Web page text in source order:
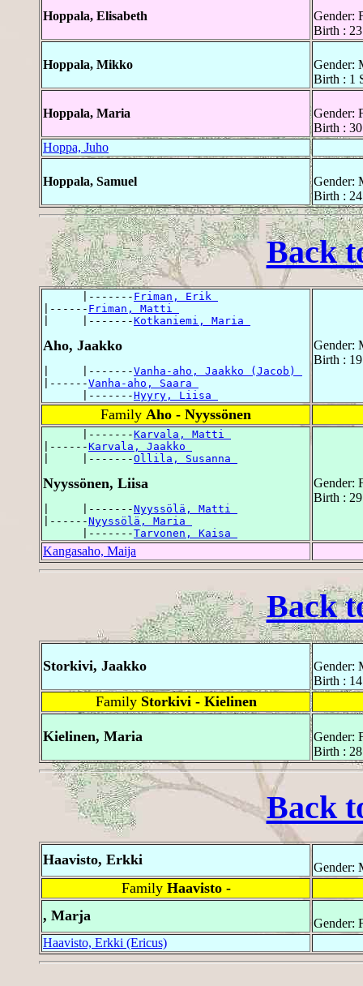
Hoppala, Elisabeth
Gender:
Birth :
Hoppala, Mikko
Gender:
Birth : 1
Hoppala, Maria
Gender:
Birth :
Hoppa, Juho
Hoppala, Samuel
Gender:
Birth :
Back
      |-------
Friman, Erik
|------ Friman, Matti
|     |-------Kotkaniemi, Maria
Aho, Jaakko
|     |-------Vanha-aho, Jaakko (Jacob)
|------Vanha-aho, Saara
      |-------
Hyyry, Liisa
Gender:
Birth :
Family Aho - Nyyssönen
      |-------
Karvala, Matti
|------Karvala, Jaakko
|     |-------Ollila, Susanna
Nyyssönen, Liisa
|     |-------Nyyssölä, Matti
|------Nyyssölä, Maria
      |-------
Tarvonen, Kaisa
Gender:
Birth :
Kangasaho, Maija
Back
Storkivi, Jaakko
Gender:
Birth :
Family Storkivi - Kielinen
Kielinen, Maria
Gender:
Birth :
Back
Haavisto, Erkki Gender:
Family Haavisto -
, Marja
Gender:
Haavisto, Erkki (Ericus)